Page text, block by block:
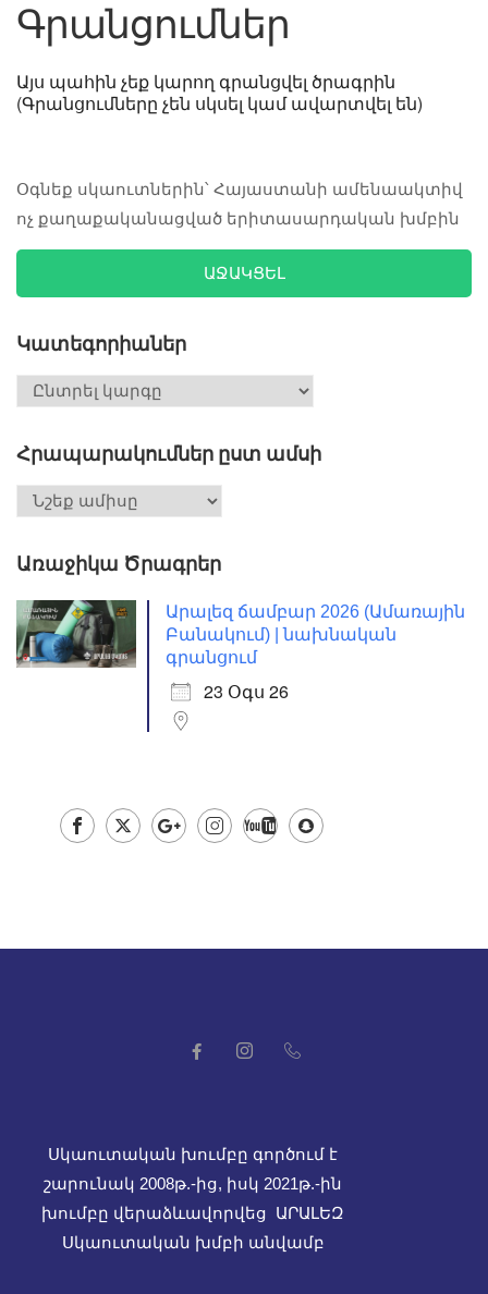
Գրանցումներ
Այս պահին չեք կարող գրանցվել ծրագրին
(Գրանցումները չեն սկսել կամ ավարտվել են)
Օգնեք սկաուտներին՝ Հայաստանի ամենաակտիվ
ոչ քաղաքականացված երիտասարդական խմբին
ԱՋԱԿՑԵԼ
Կատեգորիաներ
Հրապարակումներ ըստ ամսի
Առաջիկա Ծրագրեր
Արալեզ ճամբար 2026 (Ամառային
Բանակում) | նախնական
գրանցում
23 Օգս 26
Սկաուտական խումբը գործում է
շարունակ 2008թ.-ից, իսկ 2021թ.-ին
խումբը վերաձևավորվեց ԱՐԱԼԵԶ
Սկաուտական խմբի անվամբ